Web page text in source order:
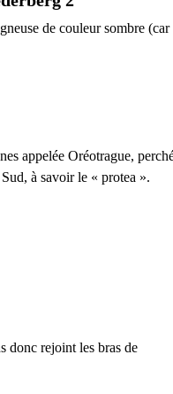
de couleur sombre (car
appelée Oréotrague,
à savoir le « protea ».
donc rejoint les bras de